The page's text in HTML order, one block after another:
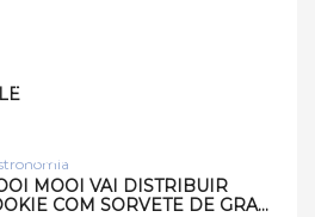
Tecnologia
Musi…
MOOI VAI DISTRIBUIR
COM SORVETE DE GRA…